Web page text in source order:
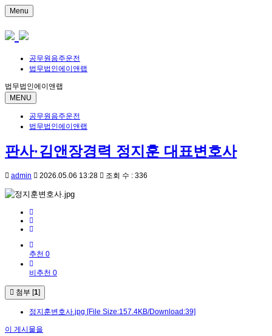
Menu
공무원음주운전
법무법인에이앤랩
법무법인에이앤랩
MENU
공무원음주운전
법무법인에이앤랩
판사·김앤장경력 정지훈 대표변호사
admin 2026.05.06 13:28 조회 수 : 336
추천 0
비추천 0
첨부 [1]
정지훈변호사.jpg [File Size:157.4KB/Download:39]
이 게시물을